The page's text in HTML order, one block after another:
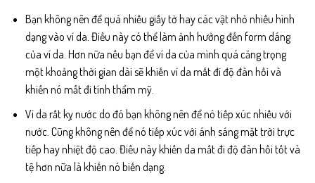
Bạn không nên để quá nhiều giấy tờ hay các vật nhỏ nhiều hình
dạng vào ví da. Điều này có thể làm ảnh hưởng đến form dáng
của ví da. Hơn nữa nếu bạn để ví da của mình quá căng trọng
một khoảng thời gian dài sẽ khiến ví da mất đi độ đàn hồi và
khiến nó mất đi tính thẩm mỹ.
Vì da rất kỵ nước do đó bạn không nên để nó tiếp xúc nhiều với
nước. Cũng không nên để nó tiếp xúc với ánh sáng mặt trời trực
tiếp hay nhiệt độ cao. Điều này khiến da mất đi độ đàn hồi tốt và
tệ hơn nữa là khiến nó biến dạng.